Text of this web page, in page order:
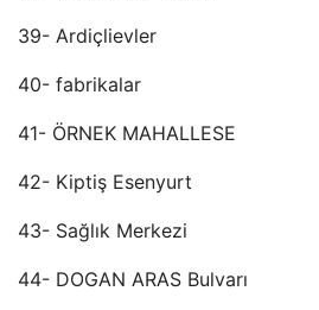
39- Ardiçlievler
40- fabrikalar
41- ÖRNEK MAHALLESE
42- Kiptiş Esenyurt
43- Sağlık Merkezi
44- DOGAN ARAS Bulvarı